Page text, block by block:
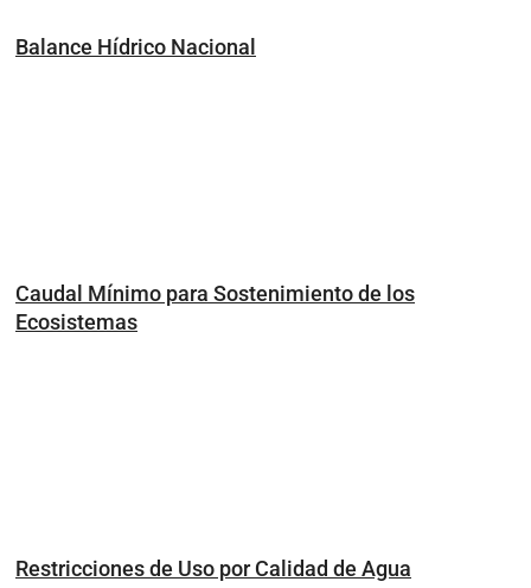
Balance Hídrico Nacional
Caudal Mínimo para Sostenimiento de los
Ecosistemas
Restricciones de Uso por Calidad de Agua